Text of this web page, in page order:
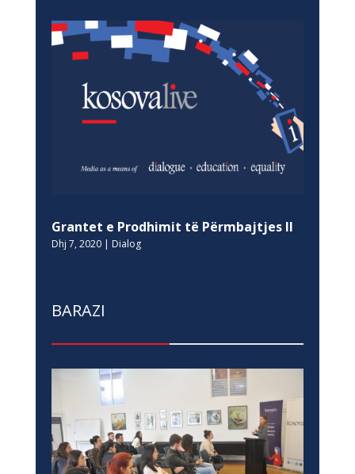
Grantet e Prodhimit të Përmbajtjes II
Dhj 7, 2020| Dialog
BARAZI